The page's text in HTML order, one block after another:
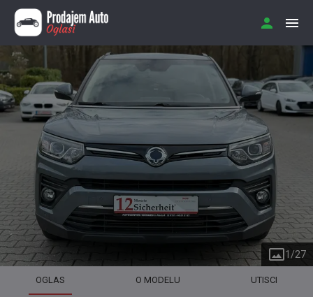
1 /27
OGLAS O MODELU UTISCI